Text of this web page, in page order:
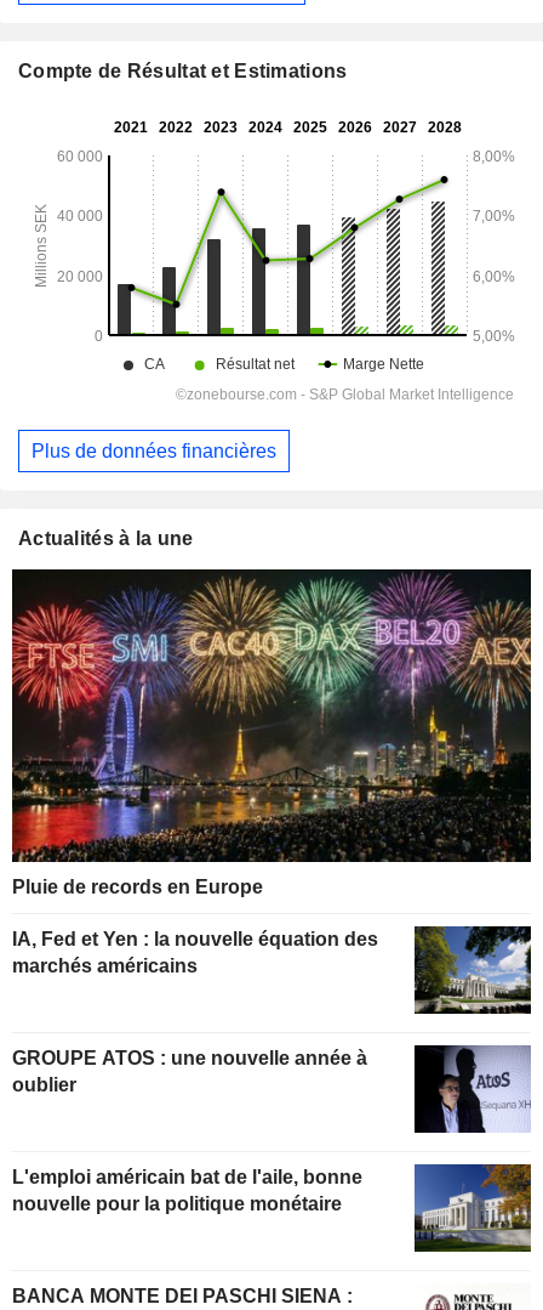
Compte de Résultat et Estimations
Plus de données financières
Actualités à la une
Pluie de records en Europe
IA, Fed et Yen : la nouvelle équation des
marchés américains
GROUPE ATOS : une nouvelle année à
oublier
L'emploi américain bat de l'aile, bonne
nouvelle pour la politique monétaire
BANCA MONTE DEI PASCHI SIENA :